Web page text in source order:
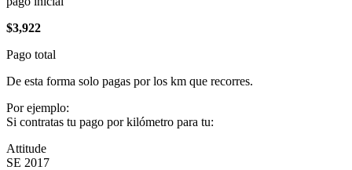
$3,922
Pago total
De esta forma solo pagas por los km que recorres.
Por ejemplo:
Si contratas tu pago por kilómetro para tu:
Attitude
SE 2017